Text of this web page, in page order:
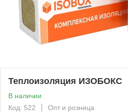
Теплоизоляция ИЗОБОКС
В наличии
Код: 522
Опт и розница